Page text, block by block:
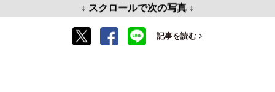
↓ スクロールで次の写真 ↓
記事を読む